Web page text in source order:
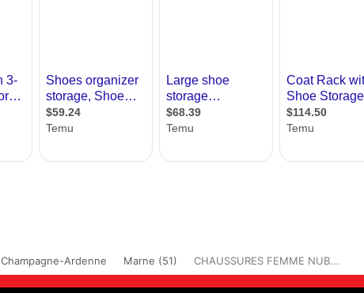
Champagne-Ardenne Marne (51) CHAUSSURES FEMME NUB...